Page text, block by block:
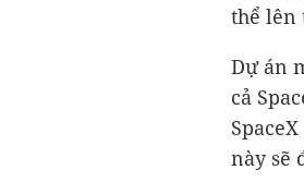
thể lên
Dự án
cả
này sẽ